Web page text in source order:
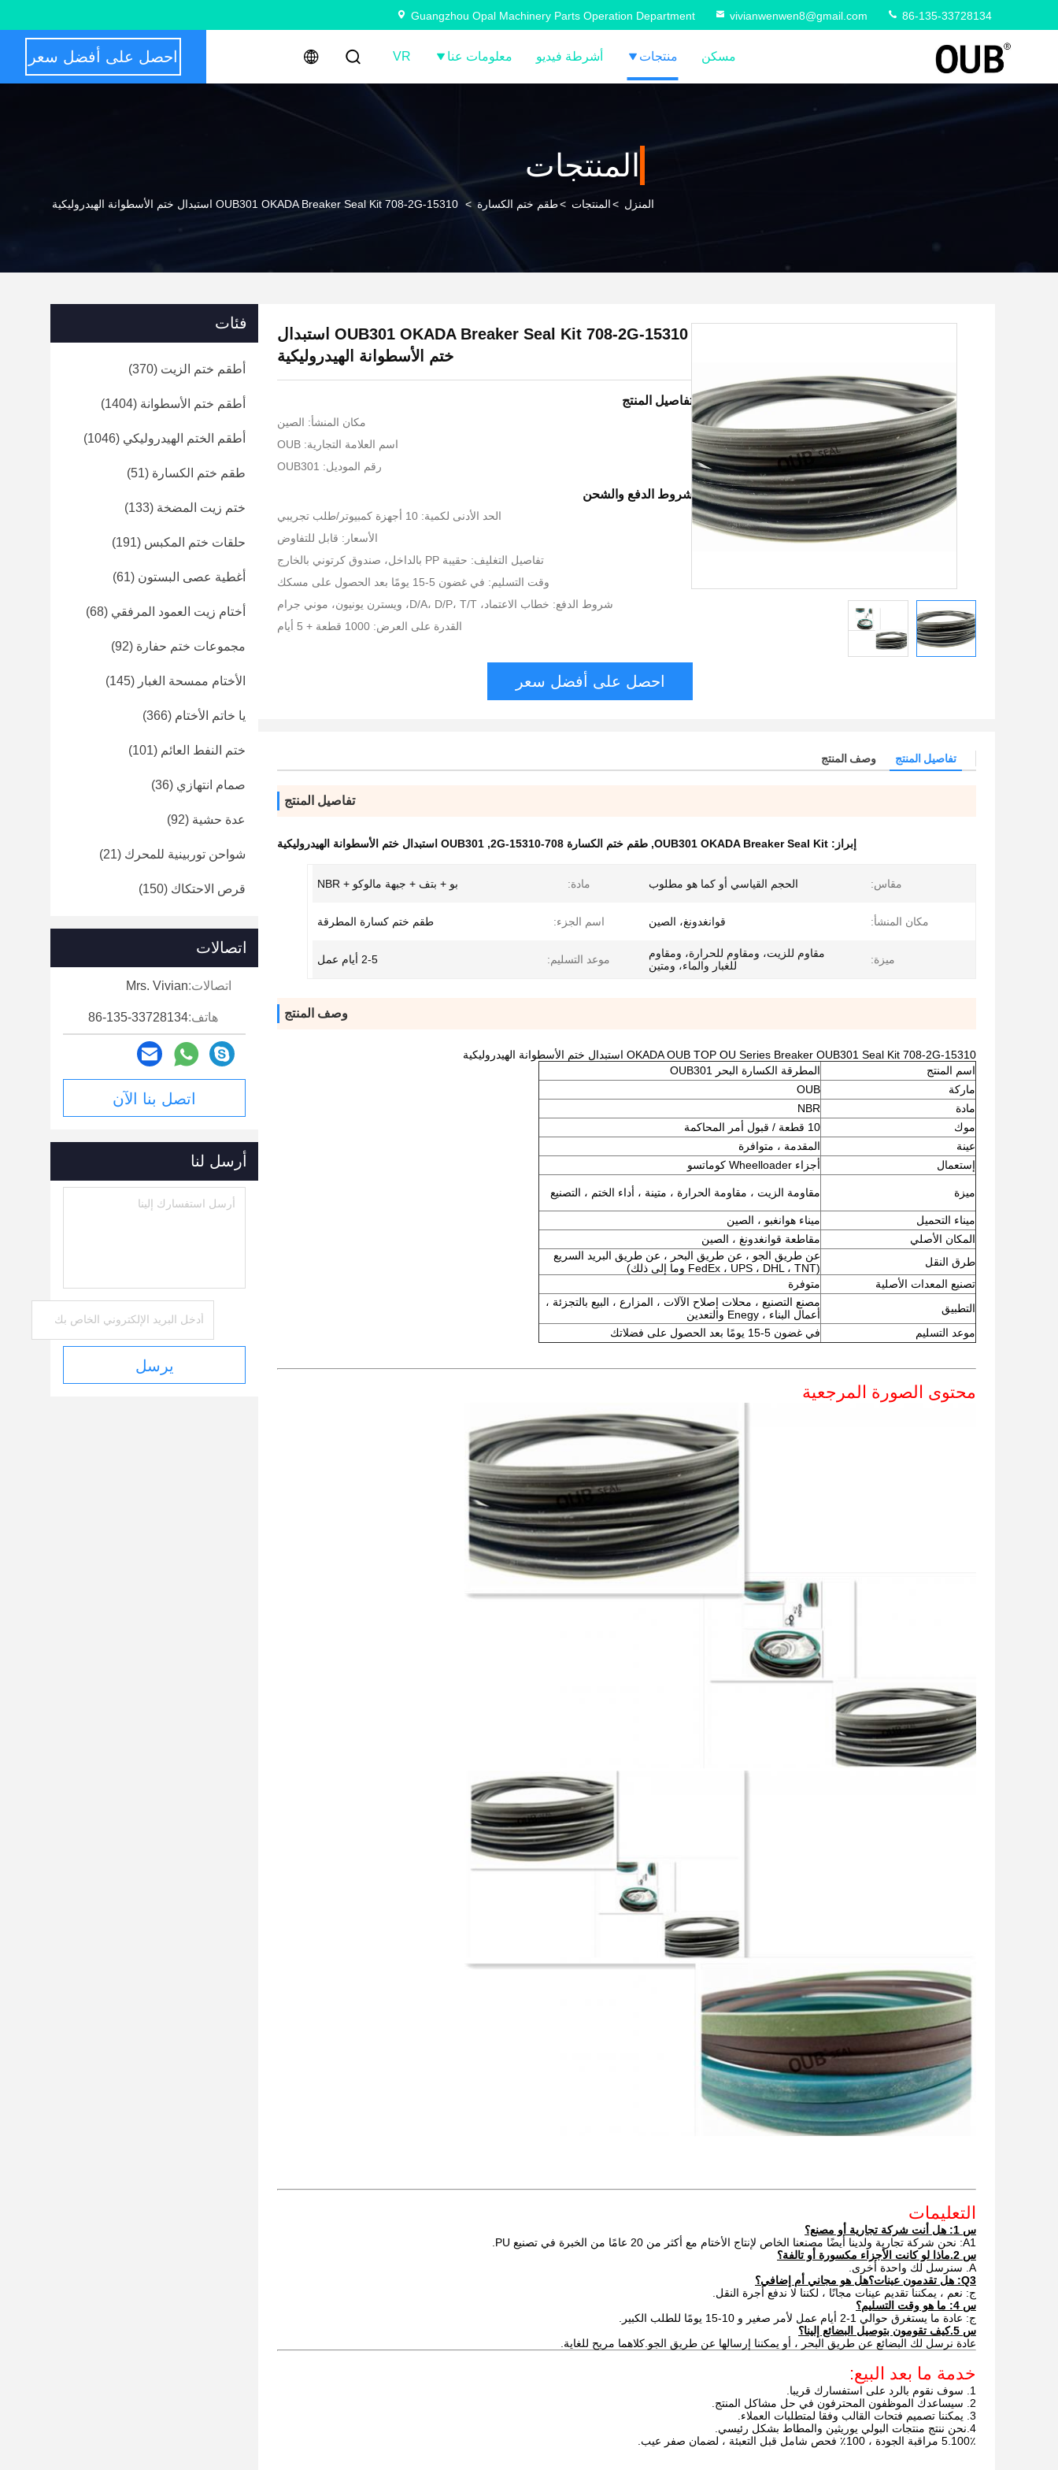
Guangzhou Opal Machinery Parts Operation Department vivianwenwen8@gmail.com 86-135-33728134
مسكن منتجات أشرطة فيديو معلومات عنا VR احصل على أفضل سعر
المنتجات
المنزل >المنتجات >طقم ختم الكسارة > OUB301 OKADA Breaker Seal Kit 708-2G-15310 استبدال ختم الأسطوانة الهيدروليكية
OUB301 OKADA Breaker Seal Kit 708-2G-15310 استبدال
ختم الأسطوانة الهيدروليكية
تفاصيل المنتج
مكان المنشأ: الصين
اسم العلامة التجارية: OUB
رقم الموديل: OUB301
شروط الدفع والشحن
الحد الأدنى لكمية: 10 أجهزة كمبيوتر/طلب تجريبي
الأسعار: قابل للتفاوض
تفاصيل التغليف: حقيبة PP بالداخل، صندوق كرتوني بالخارج
وقت التسليم: في غضون 5-15 يومًا بعد الحصول على مسكك
شروط الدفع: خطاب الاعتماد، D/A، D/P، T/T، ويسترن يونيون، موني جرام
القدرة على العرض: 1000 قطعة + 5 أيام
احصل على أفضل سعر
تفاصيل المنتج وصف المنتج
تفاصيل المنتج
إبراز: OUB301 OKADA Breaker Seal Kit
, طقم ختم الكسارة 708-2G-15310 , OUB301 استبدال ختم الأسطوانة الهيدروليكية
مقاس: الحجم القياسي أو كما هو مطلوب مادة: بو + بتف + جبهة مالوكو + NBR
مكان المنشأ: قوانغدونغ، الصين اسم الجزء: طقم ختم كسارة المطرقة
ميزة:
مقاوم للزيت، ومقاوم للحرارة، ومقاوم
للغبار والماء، ومتين
موعد التسليم: 2-5 أيام عمل
وصف المنتج
OKADA OUB TOP OU Series Breaker OUB301 Seal Kit 708-2G-15310 استبدال ختم الأسطوانة الهيدروليكية
اسم المنتج
المطرقة الكسارة البحر OUB301
ماركة
OUB
مادة
NBR
موك
10 قطعة / قبول أمر المحاكمة
عينة
المقدمة ، متوافرة
إستعمال
أجزاء Wheelloader كوماتسو
ميزة مقاومة الزيت ، مقاومة الحرارة ، متينة ، أداء الختم ، التصنيع
ميناء التحميل
ميناء هوانغبو ، الصين
المكان الأصلي
مقاطعة قوانغدونغ ، الصين
طرق النقل
عن طريق الجو ، عن طريق البحر ، عن طريق البريد السريع
(FedEx ، UPS ، DHL ، TNT وما إلى ذلك)
تصنيع المعدات الأصلية
متوفرة
التطبيق
مصنع التصنيع ، محلات إصلاح الآلات ، المزارع ، البيع بالتجزئة ،
أعمال البناء ، Enegy والتعدين
موعد التسليم
في غضون 5-15 يومًا بعد الحصول على فضلاتك
محتوى الصورة المرجعية
التعليمات
س 1: هل أنت شركة تجارية أو مصنع؟
A1: نحن شركة تجارية ولدينا أيضًا مصنعنا الخاص لإنتاج الأختام مع أكثر من 20 عامًا من الخبرة في تصنيع PU.
س 2.ماذا لو كانت الأجزاء مكسورة أو تالفة؟
A. سنرسل لك واحدة أخرى.
Q3: هل تقدمون عينات؟هل هو مجاني أم إضافي؟
ج: نعم ، يمكننا تقديم عينات مجانًا ، لكننا لا ندفع أجرة النقل.
س 4: ما هو وقت التسليم؟
ج: عادة ما يستغرق حوالي 1-2 أيام عمل لأمر صغير و 10-15 يومًا للطلب الكبير.
س 5.كيف تقومون بتوصيل البضائع إلينا؟
عادة نرسل لك البضائع عن طريق البحر ، أو يمكننا إرسالها عن طريق الجو.كلاهما مريح للغاية.
خدمة ما بعد البيع:
1. سوف نقوم بالرد على استفسارك قريبا.
2. سيساعدك الموظفون المحترفون في حل مشاكل المنتج.
3. يمكننا تصميم فتحات القالب وفقا لمتطلبات العملاء.
4.نحن ننتج منتجات البولي يوريثين والمطاط بشكل رئيسي.
5.100٪ مراقبة الجودة ، 100٪ فحص شامل قبل التعبئة ، لضمان صفر عيب.
فئات
أطقم ختم الزيت (370)
أطقم ختم الأسطوانة (1404)
أطقم الختم الهيدروليكي (1046)
طقم ختم الكسارة (51)
ختم زيت المضخة (133)
حلقات ختم المكبس (191)
أغطية عصى البستون (61)
أختام زيت العمود المرفقي (68)
مجموعات ختم حفارة (92)
الأختام ممسحة الغبار (145)
يا خاتم الأختام (366)
ختم النفط العائم (101)
صمام انتهازي (36)
عدة حشية (92)
شواحن توربينية للمحرك (21)
قرص الاحتكاك (150)
اتصالات
اتصالات:Mrs. Vivian
هاتف:86-135-33728134
اتصل بنا الآن
أرسل لنا
يرسل